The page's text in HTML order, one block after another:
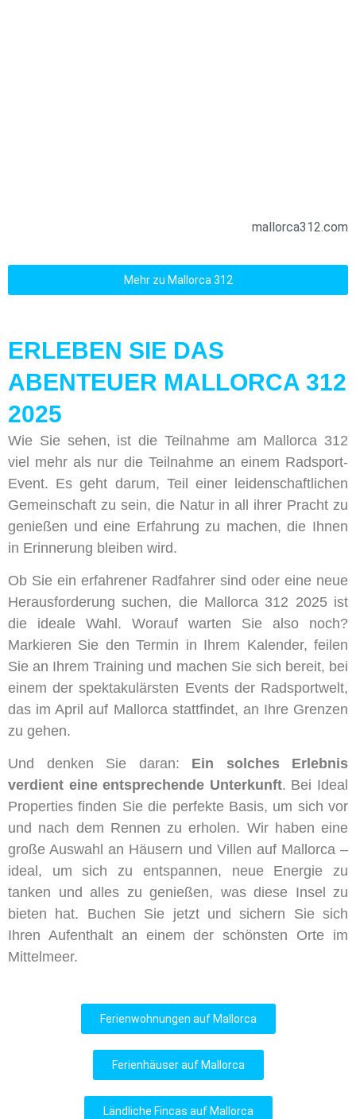
mallorca312.com
Mehr zu Mallorca 312
ERLEBEN SIE DAS
ABENTEUER MALLORCA 312
2025
Wie Sie sehen, ist die Teilnahme am Mallorca 312
viel mehr als nur die Teilnahme an einem Radsport-
Event. Es geht darum, Teil einer leidenschaftlichen
Gemeinschaft zu sein, die Natur in all ihrer Pracht zu
genießen und eine Erfahrung zu machen, die Ihnen
in Erinnerung bleiben wird.
Ob Sie ein erfahrener Radfahrer sind oder eine neue
Herausforderung suchen, die Mallorca 312 2025 ist
die ideale Wahl. Worauf warten Sie also noch?
Markieren Sie den Termin in Ihrem Kalender, feilen
Sie an Ihrem Training und machen Sie sich bereit, bei
einem der spektakulärsten Events der Radsportwelt,
das im April auf Mallorca stattfindet, an Ihre Grenzen
zu gehen.
Und denken Sie daran: Ein solches Erlebnis
verdient eine entsprechende Unterkunft. Bei Ideal
Properties finden Sie die perfekte Basis, um sich vor
und nach dem Rennen zu erholen. Wir haben eine
große Auswahl an Häusern und Villen auf Mallorca –
ideal, um sich zu entspannen, neue Energie zu
tanken und alles zu genießen, was diese Insel zu
bieten hat. Buchen Sie jetzt und sichern Sie sich
Ihren Aufenthalt an einem der schönsten Orte im
Mittelmeer.
Ferienwohnungen auf Mallorca
Ferienhäuser auf Mallorca
Ländliche Fincas auf Mallorca